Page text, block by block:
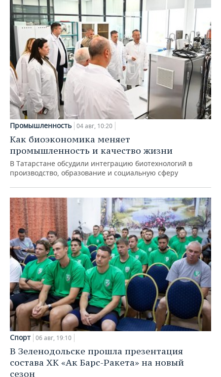
Промышленность 04 авг, 10:20
Как биоэкономика меняет
промышленность и качество жизни
В Татарстане обсудили интеграцию биотехнологий в
производство, образование и социальную сферу
Спорт 06 авг, 19:10
В Зеленодольске прошла презентация
состава ХК «Ак Барс-Ракета» на новый
сезон